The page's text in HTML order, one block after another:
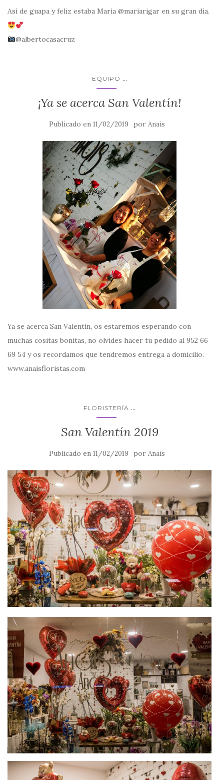
Así de guapa y feliz estaba María @mariarigar en su gran día.
@albertocasacruz
EQUIPO ...
¡Ya se acerca San Valentín!
Publicado en 11/02/2019 por Anais
Ya se acerca San Valentín, os estaremos esperando con
muchas cositas bonitas, no olvides hacer tu pedido al 952 66
69 54 y os recordamos que tendremos entrega a domicilio.
www.anaisfloristas.com
FLORISTERÍA ...
San Valentín 2019
Publicado en 11/02/2019 por Anais